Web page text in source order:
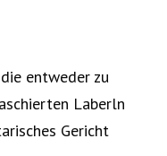
entweder zu
Laberln
Gericht